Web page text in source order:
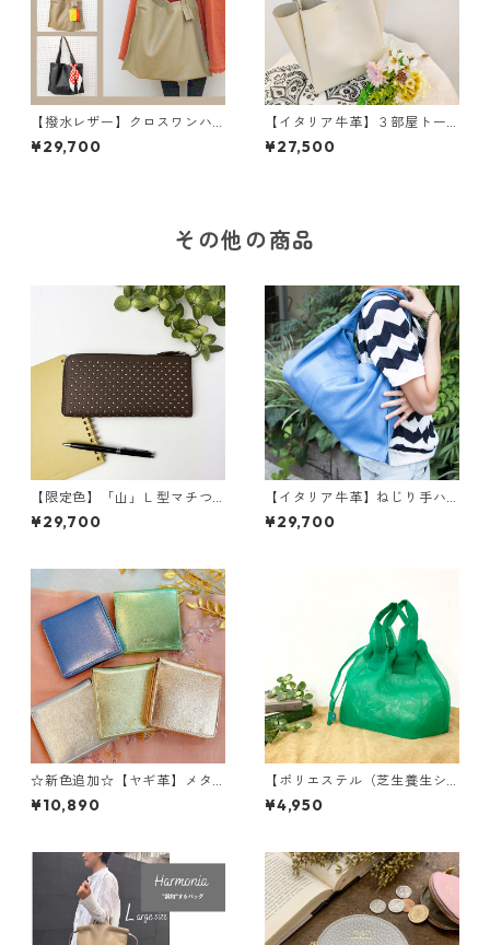
【撥水レザー】クロスワンハ
ンドルバッグ＜2色展開＞ M
6041
¥29,700
【イタリア牛革】３部屋トー
トバッグ〈5色展開〉 イタリ
アンレザー 本革 カラフ
¥27,500
その他の商品
【限定色】「山」Ｌ型マチつ
き長財布<４色展開> 本革
レザーウォレット 革小物
¥29,700
【イタリア牛革】ねじり手ハ
ンドバッグ Lサイズ <８色展開
> ねじり手 イタリアンレザ
¥29,700
☆新色追加☆【ヤギ革】メタ
リックカラー２つ折り財布
本革 ヤギ革 レザーウォレ
¥10,890
【ポリエステル（芝生養生シ
ート）】極軽シースルートー
トバッグ<４色展開> 透ける
¥4,950